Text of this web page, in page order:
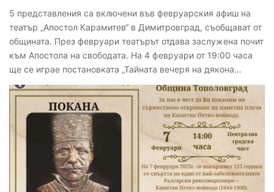
5 представления са включени във февруарския афиш на
театър „Апостол Карамитев“ в Димитровград, съобщават от
общината. През февруари театърът отдава заслужена почит
към Апостола на свободата. На 4 февруари от 19:00 часа
ще се играе постановката „Тайната вечеря на дякона…